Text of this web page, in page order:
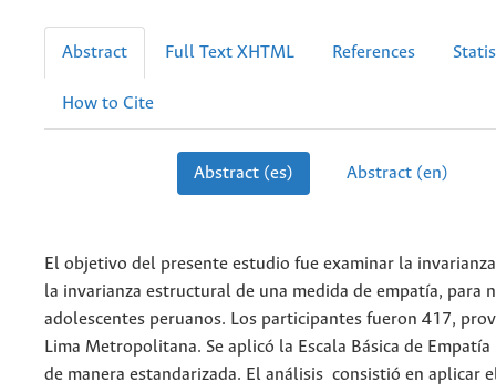
Abstract Full Text XHTML References
How to Cite
Abstract (es) Abstract (en)
El objetivo del presente estudio fue examinar la
la invarianza estructural de una medida de empatía, para
adolescentes peruanos. Los participantes fueron 417,
Lima Metropolitana. Se aplicó la Escala Básica de Empatía
de manera estandarizada. El análisis consistió en aplicar